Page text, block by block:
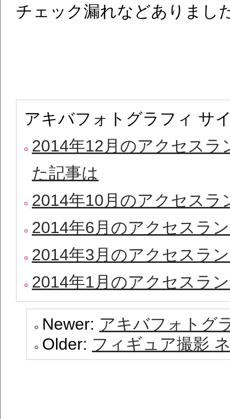
チェック漏れなどありまし
アキバフォトグラフィ サ
2014年12月のアクセスラ
た記事は
2014年10月のアクセスラ
2014年6月のアクセスラ
2014年3月のアクセスラ
2014年1月のアクセスラ
Newer: アキバフォトグ
Older: フィギュア撮影